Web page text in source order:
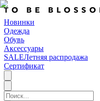
Новинки
Одежда
Обувь
Аксессуары
SALEЛетняя распродажа
Сертификат